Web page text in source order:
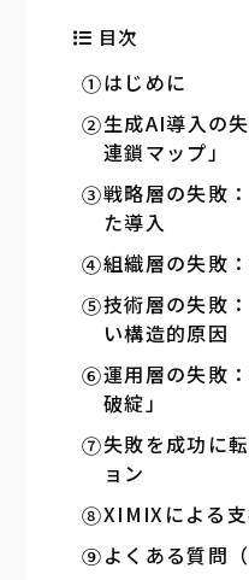
目次
はじめに
生成AI導入の
連鎖マップ」
戦略層の失敗
た導入
組織層の失敗
技術層の失敗
い構造的原因
運用層の失敗
破綻」
失敗を成功に
ョン
XIMIXによる
よくある質問（